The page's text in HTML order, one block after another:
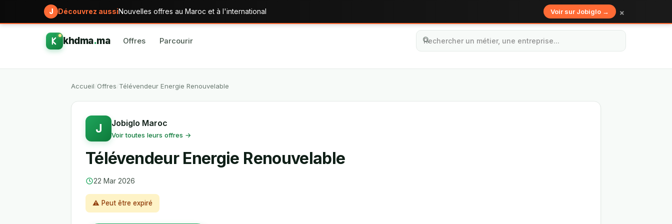
J Découvrez aussiNouvelles offres au Maroc et à l'international Voir sur Jobiglo → ×
khdma.ma Offres Parcourir
Accueil Offres Télévendeur Energie Renouvelable
J Jobiglo Maroc
Voir toutes leurs offres →
Télévendeur Energie Renouvelable
22 Mar 2026
⚠ Peut être expiré